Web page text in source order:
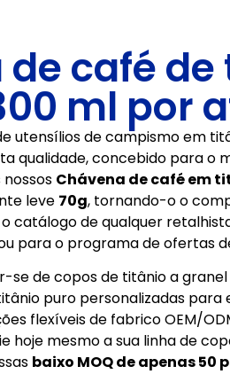
café
ml por
utensílios de campismo em
qualidade, concebido para o
Chávena de café em
leve 70g, tornando-o o
catálogo de qualquer
para o programa de ofertas
de copos de titânio a
puro personalizadas para
flexíveis de fabrico OEM/
hoje mesmo a sua linha de
baixo MOQ de apenas 50